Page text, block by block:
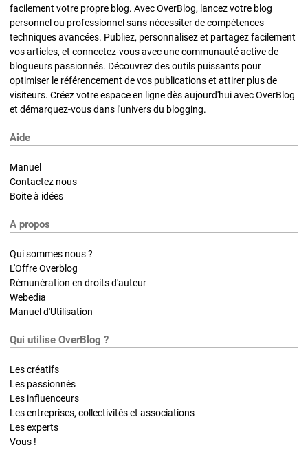
facilement votre propre blog. Avec OverBlog, lancez votre blog
personnel ou professionnel sans nécessiter de compétences
techniques avancées. Publiez, personnalisez et partagez facilement
vos articles, et connectez-vous avec une communauté active de
blogueurs passionnés. Découvrez des outils puissants pour
optimiser le référencement de vos publications et attirer plus de
visiteurs. Créez votre espace en ligne dès aujourd'hui avec OverBlog
et démarquez-vous dans l'univers du blogging.
Aide
Manuel
Contactez nous
Boite à idées
A propos
Qui sommes nous ?
L'Offre Overblog
Rémunération en droits d'auteur
Webedia
Manuel d'Utilisation
Qui utilise OverBlog ?
Les créatifs
Les passionnés
Les influenceurs
Les entreprises, collectivités et associations
Les experts
Vous !